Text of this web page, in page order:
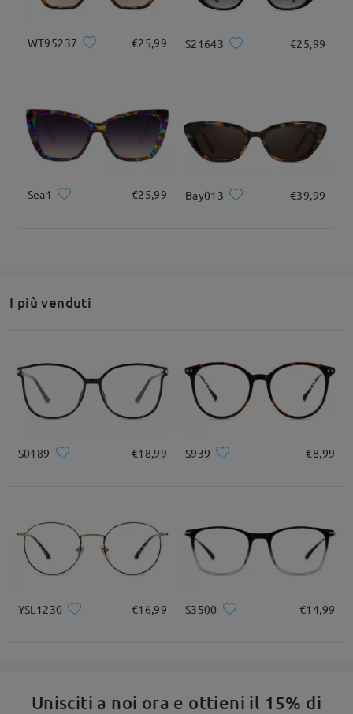
Dettagli del prodotto
La silhouette cat-eye aggiunge un tocco retrò e giocoso
WT95237 €25,99 S21643 €25,99
Sea1 €25,99 Bay013 €39,99
I più venduti
S0189 €18,99 S939 €8,99
YSL1230 €16,99 S3500 €14,99
Unisciti a noi ora e ottieni il 15% di